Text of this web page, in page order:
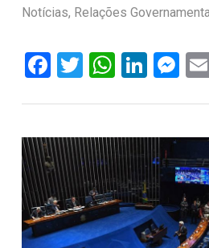
Notícias, Relações
Facebook
Twitter